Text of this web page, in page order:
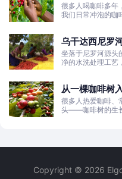
很多人喝咖啡多年
我们日常冲泡的咖
乌干达西尼罗
坐落于尼罗河源头
净的水洗处理工艺
从一棵咖啡树
全过程
很多人热爱咖啡、
头——咖啡树的生
Copyright © 2026